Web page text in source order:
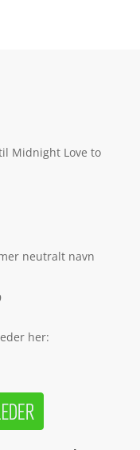
Midnight Love to
neutralt navn
her: